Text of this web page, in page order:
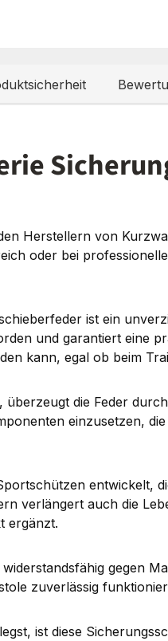
Herstellern von
oder bei
ist ein
und garantiert eine
kann, egal ob beim
überzeugt die Feder
einzusetzen,
entwickelt,
verlängert auch die
ergänzt.
gegen
zuverlässig
ist diese